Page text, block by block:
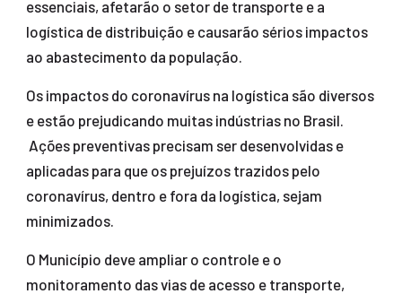
essenciais, afetarão o setor de transporte e a
logística de distribuição e causarão sérios impactos
ao abastecimento da população.
Os impactos do coronavírus na logística são diversos
e estão prejudicando muitas indústrias no Brasil.
Ações preventivas precisam ser desenvolvidas e
aplicadas para que os prejuízos trazidos pelo
coronavírus, dentro e fora da logística, sejam
minimizados.
O Município deve ampliar o controle e o
monitoramento das vias de acesso e transporte,